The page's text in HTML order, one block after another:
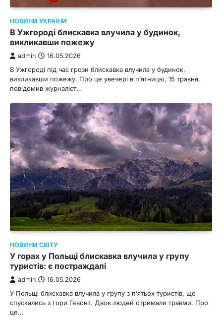
НОВИНИ УКРАЇНИ
В Ужгороді блискавка влучила у будинок,
викликавши пожежу
admin 16.05.2026
В Ужгороді під час грози блискавка влучила у будинок,
викликавши пожежу. Про це увечері в п’ятницю, 15 травня,
повідомив журналіст…
НОВИНИ СВІТУ
У горах у Польщі блискавка влучила у групу
туристів: є постраждалі
admin 16.05.2026
У Польщі блискавка влучила у групу з п’ятьох туристів, що
спускались з гори Гевонт. Двоє людей отримали травми. Про
це…